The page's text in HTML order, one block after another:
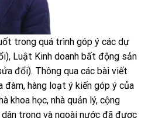
trong quá trình góp ý các dự
Luật Kinh doanh bất động sản
đổi). Thông qua các bài viết
đàm, hàng loạt ý kiến góp ý của
khoa học, nhà quản lý, cộng
trong và ngoài nước đã được